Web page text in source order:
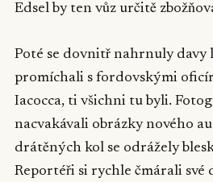
Edsel by ten vůz určitě
Poté se dovnitř nahrnuly davy
promíchali s fordovskými
Iacocca, ti všichni tu byli.
nacvakávali obrázky nového
drátěných kol se odrážely
Reportéři si rychle čmárali své